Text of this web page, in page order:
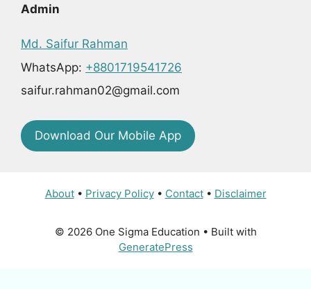
Admin
Md. Saifur Rahman
WhatsApp: +8801719541726
saifur.rahman02@gmail.com
Download Our Mobile App
About• Privacy Policy• Contact• Disclaimer
© 2026 One Sigma Education • Built with
GeneratePress